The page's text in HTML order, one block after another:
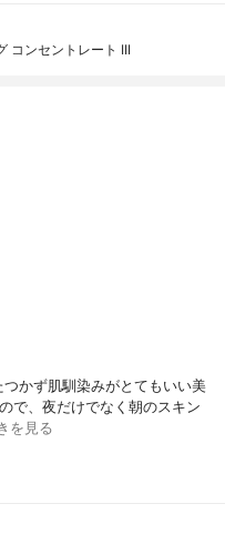
コンセントレート III
かず肌馴染みがとてもいい美
で、夜だけでなく朝のスキン
を見る